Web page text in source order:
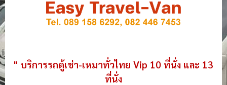
" บริการรถตู้เช่า-เหมาทั่วไทย Vip 10 ที่นั่ง และ 13
ที่นั่ง